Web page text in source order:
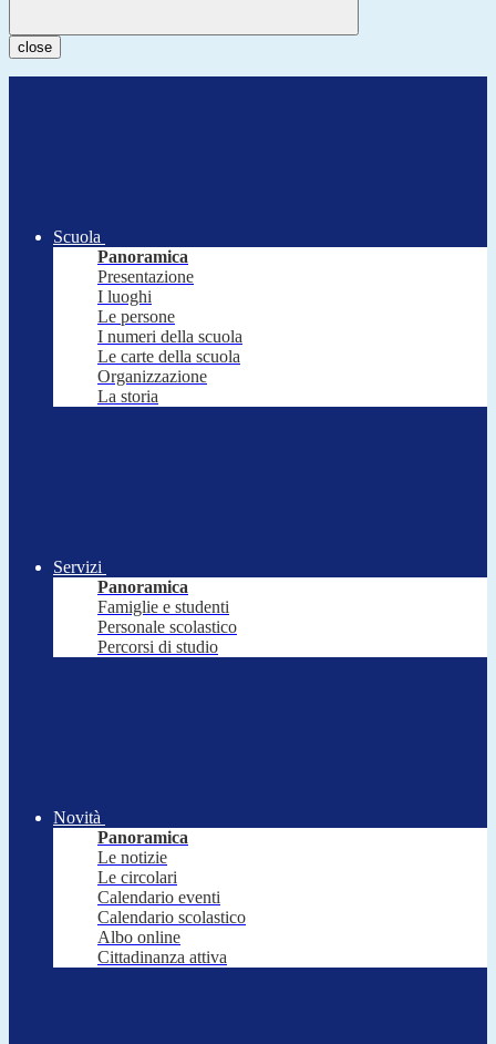
close
Scuola
Panoramica
Presentazione
I luoghi
Le persone
I numeri della scuola
Le carte della scuola
Organizzazione
La storia
Servizi
Panoramica
Famiglie e studenti
Personale scolastico
Percorsi di studio
Novità
Panoramica
Le notizie
Le circolari
Calendario eventi
Calendario scolastico
Albo online
Cittadinanza attiva